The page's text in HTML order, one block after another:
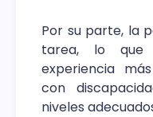
Por su parte, la
tarea, lo
experiencia
con
niveles